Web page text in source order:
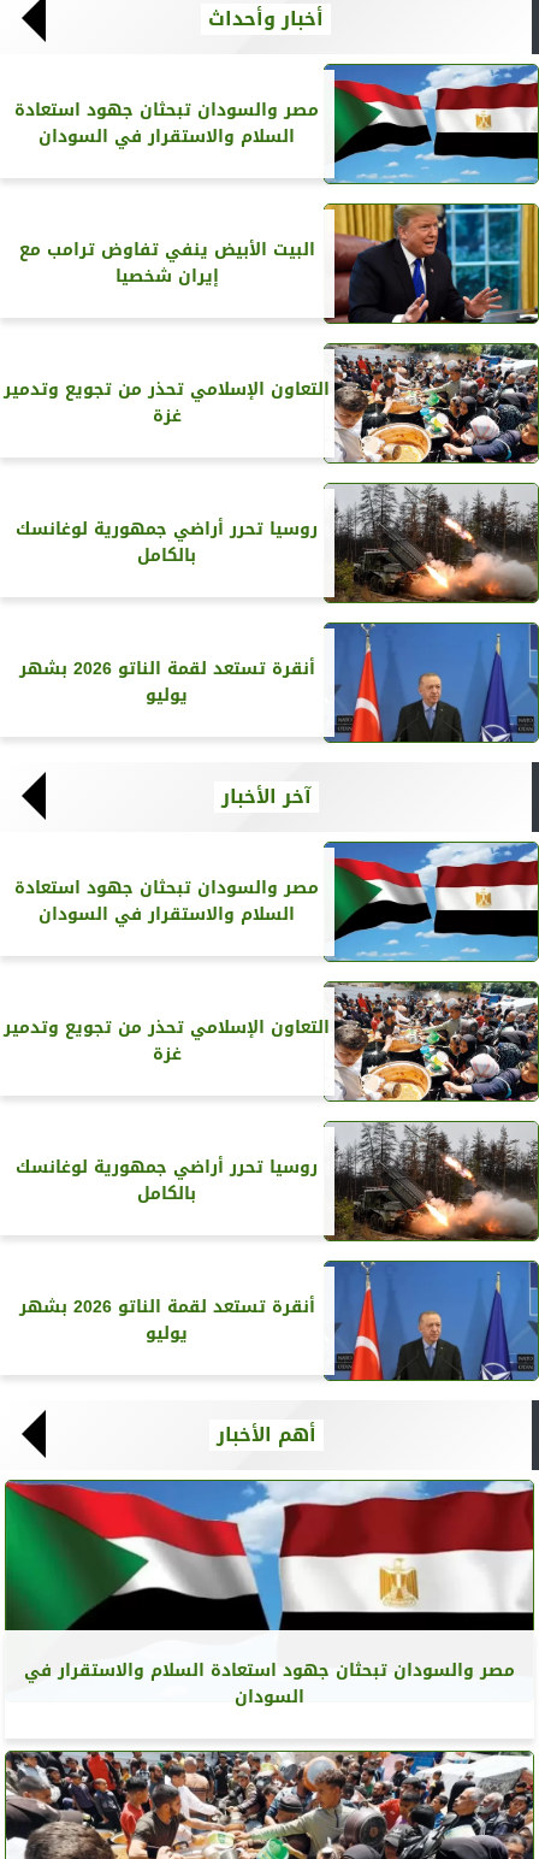
أخبار وأحداث
مصر والسودان تبحثان جهود استعادة
السلام والاستقرار في السودان
البيت الأبيض ينفي تفاوض ترامب مع
إيران شخصيا
التعاون الإسلامي تحذر من تجويع وتدمير
غزة
روسيا تحرر أراضي جمهورية لوغانسك
بالكامل
أنقرة تستعد لقمة الناتو 2026 بشهر
يوليو
آخر الأخبار
مصر والسودان تبحثان جهود استعادة
السلام والاستقرار في السودان
التعاون الإسلامي تحذر من تجويع وتدمير
غزة
روسيا تحرر أراضي جمهورية لوغانسك
بالكامل
أنقرة تستعد لقمة الناتو 2026 بشهر
يوليو
أهم الأخبار
مصر والسودان تبحثان جهود استعادة السلام والاستقرار في
السودان